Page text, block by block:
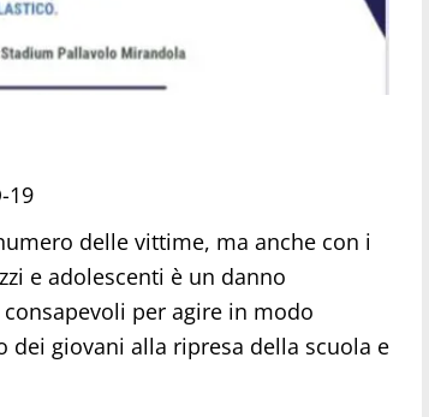
19
delle vittime, ma anche con i
e adolescenti è un danno
per agire in modo
dei giovani alla ripresa della scuola e